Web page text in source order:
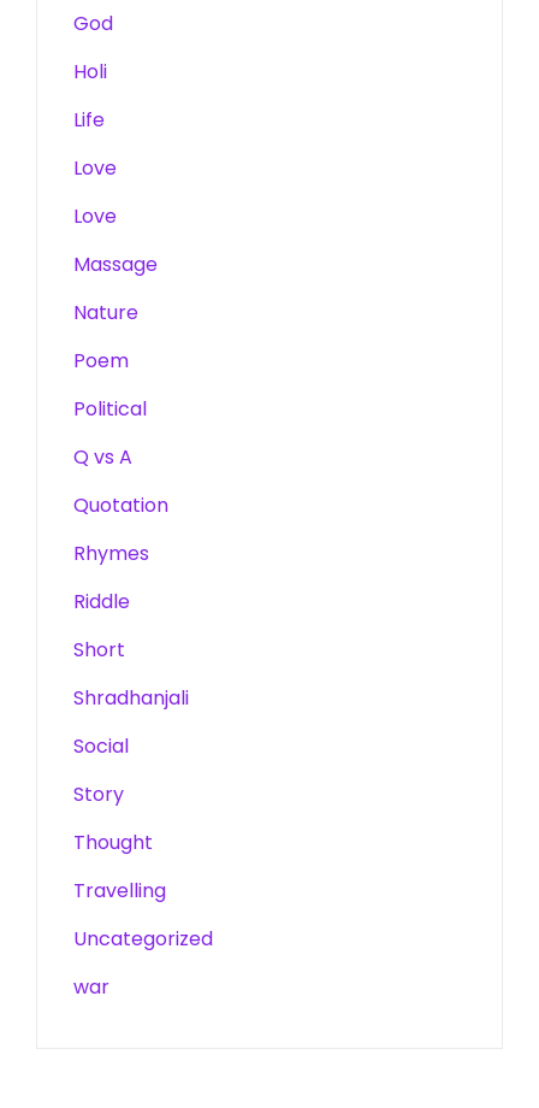
God
Holi
Life
Love
Love
Massage
Nature
Poem
Political
Q vs A
Quotation
Rhymes
Riddle
Short
Shradhanjali
Social
Story
Thought
Travelling
Uncategorized
war